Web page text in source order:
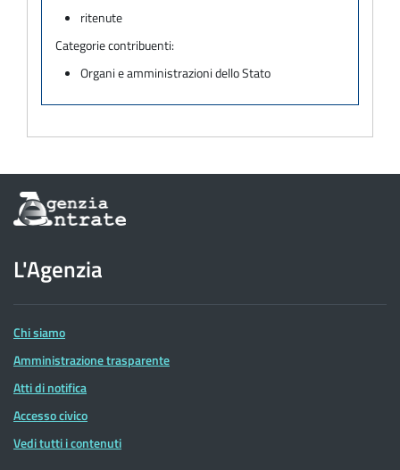
ritenute
Categorie contribuenti:
Organi e amministrazioni dello Stato
Informazioni
sul
dell'Agenzia
delle
Entrate
L'Agenzia
Chi siamo
Amministrazione trasparente
Atti di notifica
Accesso civico
Vedi tutti i contenuti